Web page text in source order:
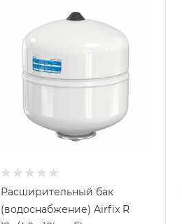
Назначение бака
водоснабжения
Гарантийный срок
Расширительный бак
(водоснабжение) Airfix R